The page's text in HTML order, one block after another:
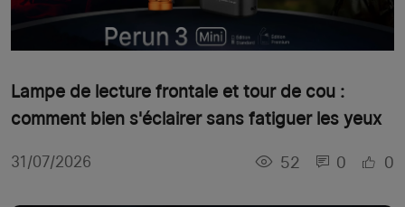
Lampe de lecture frontale et tour de cou :
comment bien s'éclairer sans fatiguer les yeux
31/07/2026 52 0 0